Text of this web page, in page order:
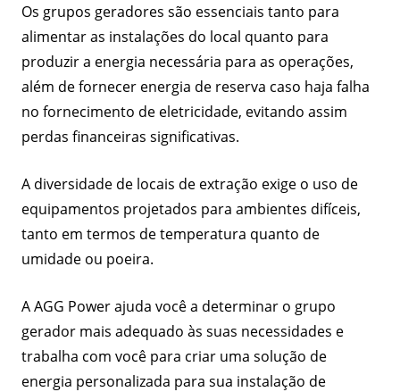
Os grupos geradores são essenciais tanto para
alimentar as instalações do local quanto para
produzir a energia necessária para as operações,
além de fornecer energia de reserva caso haja falha
no fornecimento de eletricidade, evitando assim
perdas financeiras significativas.
A diversidade de locais de extração exige o uso de
equipamentos projetados para ambientes difíceis,
tanto em termos de temperatura quanto de
umidade ou poeira.
A AGG Power ajuda você a determinar o grupo
gerador mais adequado às suas necessidades e
trabalha com você para criar uma solução de
energia personalizada para sua instalação de